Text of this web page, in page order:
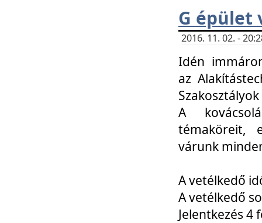
G épület
2016. 11. 02. -
Idén
az
A
témaköreit,
várunk
A vetélkedő
A vetélkedő
Jelentkezés 4